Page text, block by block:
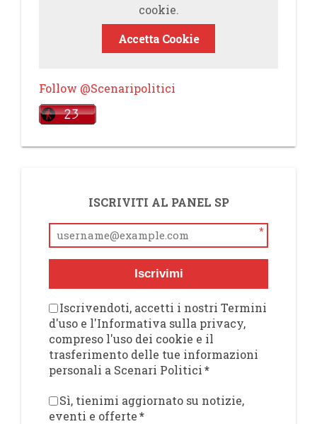
cookie.
Accetta Cookie
Follow @Scenaripolitici
ISCRIVITI AL PANEL SP
*
Iscrivimi
Iscrivendoti, accetti i nostri Termini
d'uso e l'Informativa sulla privacy,
compreso l'uso dei cookie e il
trasferimento delle tue informazioni
personali a Scenari Politici*
Sì, tienimi aggiornato su notizie,
eventi e offerte*